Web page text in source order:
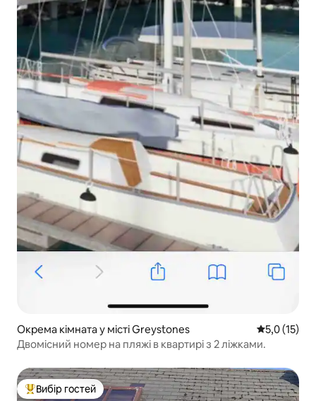
Окрема кімната у місті Greystones Середня
5,0 (15)
Двомісний номер на пляжі в квартирі з 2 ліжками.
Топ вибір гостей
Вибір гостей